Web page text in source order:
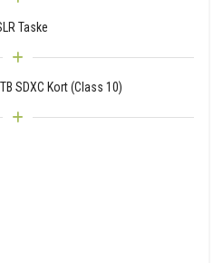
Taske
SDXC Kort (Class 10)